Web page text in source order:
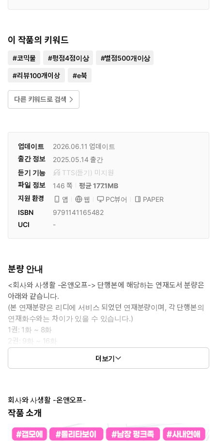
이 작품의 키워드
#코믹물 #평점4점이상 #별점500개이상
#리뷰100개이상 #e북
다른 키워드로 검색
업데이트 2026.06.11 업데이트
출간 정보
2025.05.14 출간
듣기 기능
TTS(듣기) 미 지원
파일 정보
146 쪽
평균 177.1MB
지원 환경
앱 웹 PC뷰어
PAPER
ISBN
9791141165482
UCI
-
분량 안내
<회사와 사생활 -온앤오프-> 단행본에 해당하는 연재도서 분량은
아래와 같습니다.
(본 연재분량은 리디에 서비스 되었던 연재분량이며, 각 단행본의
연재화수와는 차이가 있을 수 있습니다.)
1권: 1화 ~ 8화
2권: 9화 ~ 16화
3권: 17화 ~ 24화
더보기
회사와 사생활 -온앤오프-
작품 소개